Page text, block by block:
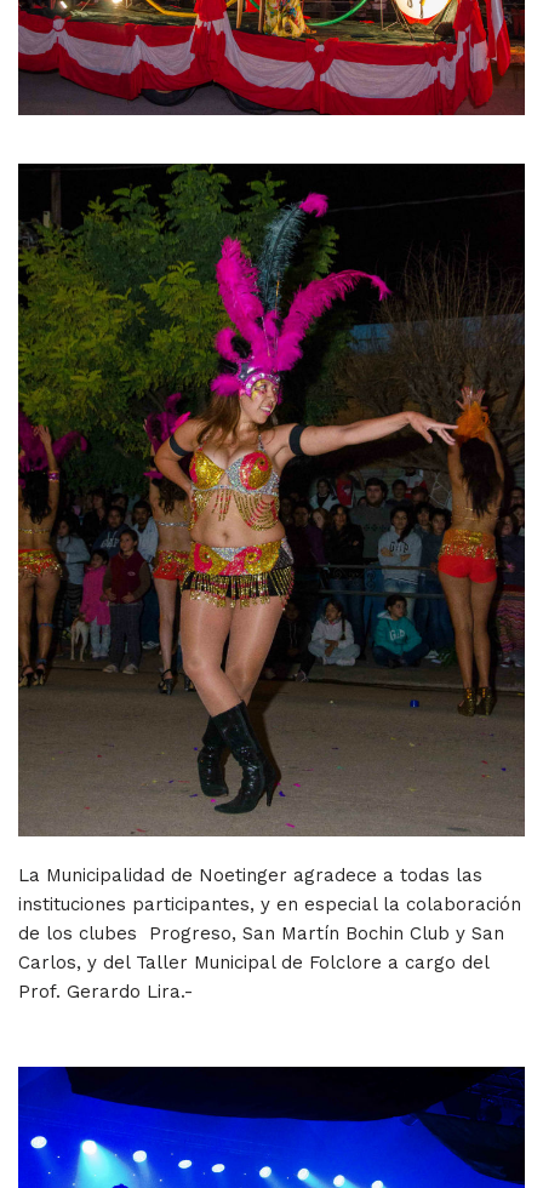
La Municipalidad de Noetinger agradece a todas las
instituciones participantes, y en especial la colaboración
de los clubes Progreso, San Martín Bochin Club y San
Carlos, y del Taller Municipal de Folclore a cargo del
Prof. Gerardo Lira.-